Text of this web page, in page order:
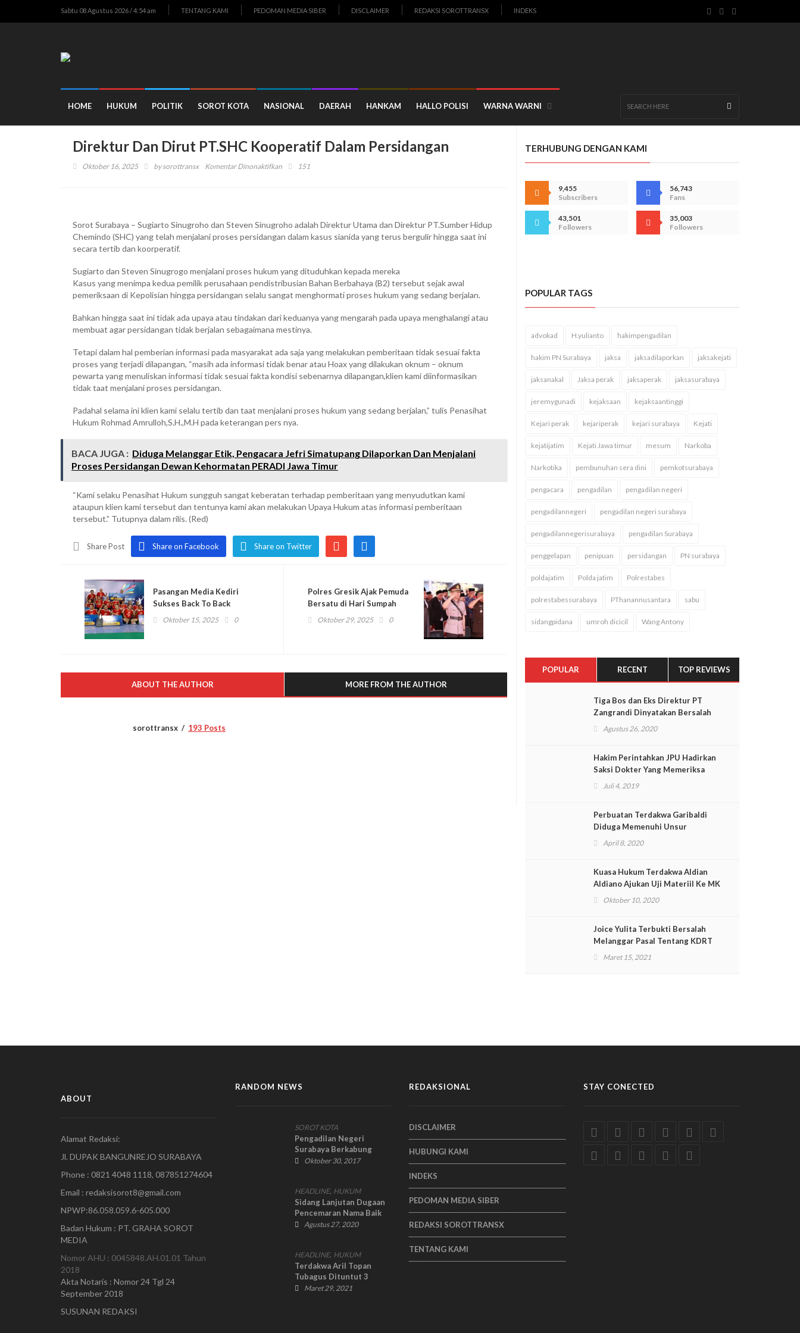
Sabtu 08 Agustus 2026 / 4:54 am TENTANG KAMI PEDOMAN MEDIA SIBER DISCLAIMER REDAKSI SOROTTRANSX INDEKS
HOME HUKUM POLITIK SOROT KOTA NASIONAL DAERAH HANKAM HALLO POLISI WARNA WARNI
Direktur Dan Dirut PT.SHC Kooperatif Dalam Persidangan
Oktober 16, 2025 bysorottransx Komentar Dinonaktifkanpada
Kooperatif
Dalam
151
Sorot Surabaya – Sugiarto Sinugroho dan Steven Sinugroho adalah Direktur Utama dan Direktur PT.Sumber Hidup
Chemindo (SHC) yang telah menjalani proses persidangan dalam kasus sianida yang terus bergulir hingga saat ini
secara tertib dan koorperatif.
Sugiarto dan Steven Sinugrogo menjalani proses hukum yang dituduhkan kepada mereka
Kasus yang menimpa kedua pemilik perusahaan pendistribusian Bahan Berbahaya (B2) tersebut sejak awal
pemeriksaan di Kepolisian hingga persidangan selalu sangat menghormati proses hukum yang sedang berjalan.
Bahkan hingga saat ini tidak ada upaya atau tindakan dari keduanya yang mengarah pada upaya menghalangi atau
membuat agar persidangan tidak berjalan sebagaimana mestinya.
Tetapi dalam hal pemberian informasi pada masyarakat ada saja yang melakukan pemberitaan tidak sesuai fakta
proses yang terjadi dilapangan, “masih ada informasi tidak benar atau Hoax yang dilakukan oknum – oknum
pewarta yang menuliskan informasi tidak sesuai fakta kondisi sebenarnya dilapangan,klien kami diinformasikan
tidak taat menjalani proses persidangan.
Padahal selama ini klien kami selalu tertib dan taat menjalani proses hukum yang sedang berjalan,” tulis Penasihat
Hukum Rohmad Amrulloh,S.H.,M.H pada keterangan pers nya.
BACA JUGA : Diduga Melanggar Etik, Pengacara Jefri Simatupang Dilaporkan Dan Menjalani
Proses Persidangan Dewan Kehormatan PERADI Jawa Timur
“Kami selaku Penasihat Hukum sungguh sangat keberatan terhadap pemberitaan yang menyudutkan kami
ataupun klien kami tersebut dan tentunya kami akan melakukan Upaya Hukum atas informasi pemberitaan
tersebut.” Tutupnya dalam rilis. (Red)
Share Post Share on Facebook Share on Twitter
Pasangan Media Kediri
Sukses Back To Back
Kejuaraan Bulu Tangkis
Oktober 15, 2025 0
Polres Gresik Ajak Pemuda
Bersatu di Hari Sumpah
Pemuda ke-97
Oktober 29, 2025 0
ABOUT THE AUTHOR MORE FROM THE AUTHOR
sorottransx 193 Posts
TERHUBUNG DENGAN KAMI
9,455
Subscribers
56,743
Fans
43,501
Followers
35,003
Followers
POPULAR TAGS
advokad H.yulianto hakimpengadilan
hakim PN Surabaya jaksa jaksadilaporkan jaksakejati
jaksanakal Jaksa perak jaksaperak jaksasurabaya
jeremygunadi kejaksaan kejaksaantinggi
Kejari perak kejariperak kejari surabaya Kejati
kejatijatim Kejati Jawa timur mesum Narkoba
Narkotika pembunuhan sera dini pemkotsurabaya
pengacara pengadilan pengadilan negeri
pengadilannegeri pengadilan negeri surabaya
pengadilannegerisurabaya pengadilan Surabaya
penggelapan penipuan persidangan PN surabaya
poldajatim Polda jatim Polrestabes
polrestabessurabaya PThanannusantara sabu
sidangpidana umroh dicicil Wang Antony
POPULAR RECENT TOP REVIEWS
Tiga Bos dan Eks Direktur PT
Zangrandi Dinyatakan Bersalah
Oleh Hakim
Agustus 26, 2020
Hakim Perintahkan JPU Hadirkan
Saksi Dokter Yang Memeriksa
Korban
Juli 4, 2019
Perbuatan Terdakwa Garibaldi
Diduga Memenuhi Unsur
Penipuan Dengan Adanya Bukti
April 8, 2020
Kuasa Hukum Terdakwa Aldian
Aldiano Ajukan Uji Materiil Ke MK
Terkait 27 Tanaman Batang Ganja
Oktober 10, 2020
Joice Yulita Terbukti Bersalah
Melanggar Pasal Tentang KDRT
Minta Dibebaskan
Maret 15, 2021
ABOUT
Alamat Redaksi:
Jl. DUPAK BANGUNREJO SURABAYA
Phone : 0821 4048 1118, 087851274604
Email : redaksisorot8@gmail.com
NPWP:86.058.059.6-605.000
Badan Hukum : PT. GRAHA SOROT
MEDIA
Nomor AHU : 0045848.AH.01.01 Tahun
2018
Akta Notaris : Nomor 24 Tgl 24
September 2018
SUSUNAN REDAKSI
RANDOM NEWS
SOROT KOTA
Pengadilan Negeri
Surabaya Berkabung
Salah Satu Hakimnya
Oktober 30, 2017
HEADLINE, HUKUM
Sidang Lanjutan Dugaan
Pencemaran Nama Baik
Agenda Pemeriksaan
Agustus 27, 2020
HEADLINE, HUKUM
Terdakwa Aril Topan
Tubagus Dituntut 3
Tahun 6 Bulan Oleh JPU
Maret 29, 2021
REDAKSIONAL
DISCLAIMER
HUBUNGI KAMI
INDEKS
PEDOMAN MEDIA SIBER
REDAKSI SOROTTRANSX
TENTANG KAMI
STAY CONECTED